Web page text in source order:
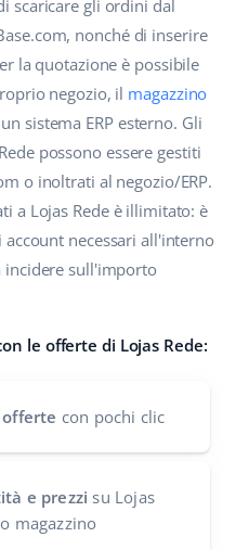
scaricare gli ordini dal
nonché di inserire
la quotazione è possibile
negozio, il magazzino
sistema ERP esterno. Gli
possono essere gestiti
o inoltrati al negozio/ERP.
a Lojas Rede è illimitato: è
necessari all'interno
incidere sull'importo
le offerte di Lojas Rede:
con pochi clic
e prezzi su Lojas
magazzino